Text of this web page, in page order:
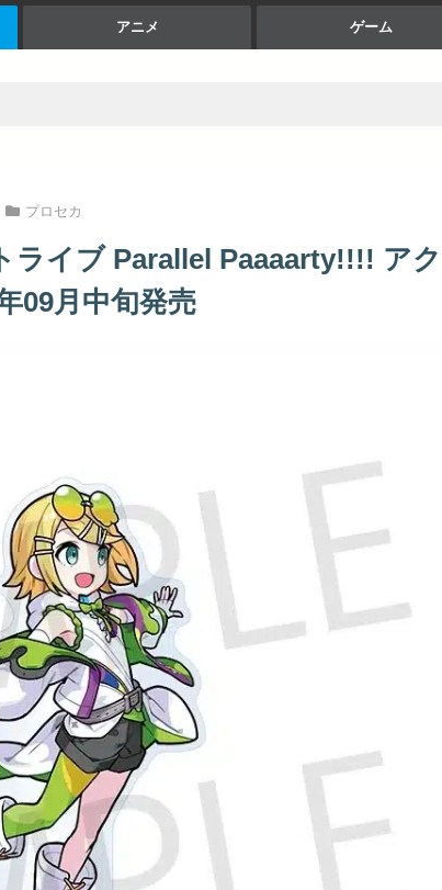
アニメ ゲーム
プロセカ
ライブ Parallel Paaaarty!!!! アク
09月中旬発売